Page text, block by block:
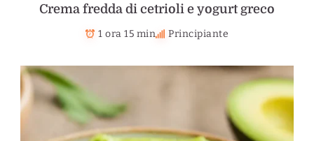
Crema fredda di cetrioli e yogurt greco
1 ora 15 min Principiante